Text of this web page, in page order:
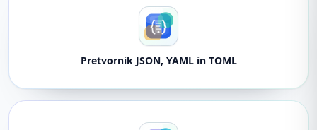
Pretvornik JSON, YAML in TOML